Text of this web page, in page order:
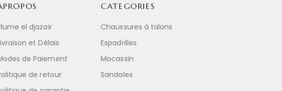
el djazair
et Délais
de Paiement
de retour
CATEGORIES
Chaussures à talons
Espadrilles
Mocassin
Sandales